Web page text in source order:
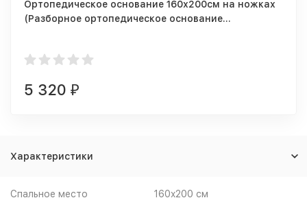
Ортопедическое основание 160х200см на ножках
(Разборное ортопедическое основание
5 320 ₽
Характеристики
Спальное место 160x200 см